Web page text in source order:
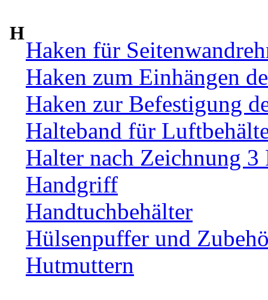
H
Haken für
Haken zum Einhängen
Haken zur Befestigung
Halteband für
Halter nach Zeichnung
Handgriff
Handtuchbehälter
Hülsenpuffer und
Hutmuttern